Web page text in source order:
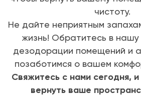
чистоту.
Не дайте неприятным
жизнь! Обратитесь в
дезодорации помещений и
позаботимся о вашем
Свяжитесь с нами сегодня,
вернуть ваше